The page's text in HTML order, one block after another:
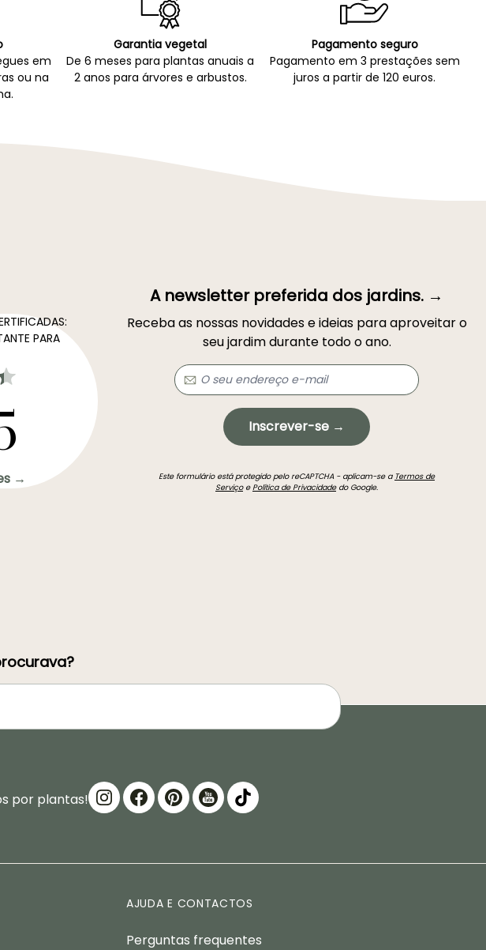
em
ou na
Garantia vegetal
De 6 meses para plantas anuais a
2 anos para árvores e arbustos.
Pagamento seguro
Pagamento em 3 prestações sem
juros a partir de 120 euros.
PARA
→
A newsletter preferida dos jardins. →
Receba as nossas novidades e ideias para aproveitar o
seu jardim durante todo o ano.
Inscrever-se →
Este formulário está protegido pelo reCAPTCHA - aplicam-se a Termos de
ServiçoePolítica de Privacidadedo Google.
por plantas!
AJUDA E CONTACTOS
Perguntas frequentes